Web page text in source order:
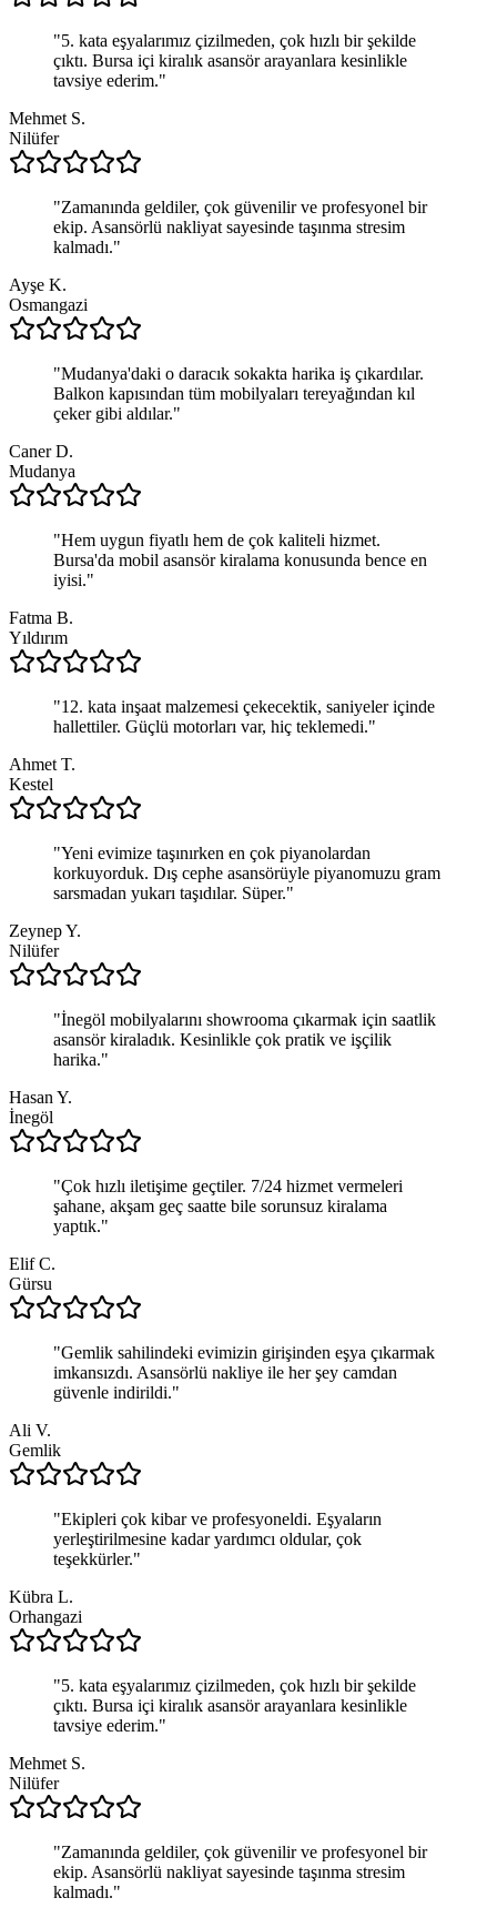
"5. kata eşyalarımız çizilmeden, çok hızlı bir şekilde
çıktı. Bursa içi kiralık asansör arayanlara kesinlikle
tavsiye ederim."
Mehmet S.
Nilüfer
"Zamanında geldiler, çok güvenilir ve profesyonel bir
ekip. Asansörlü nakliyat sayesinde taşınma stresim
kalmadı."
Ayşe K.
Osmangazi
"Mudanya'daki o daracık sokakta harika iş çıkardılar.
Balkon kapısından tüm mobilyaları tereyağından kıl
çeker gibi aldılar."
Caner D.
Mudanya
"Hem uygun fiyatlı hem de çok kaliteli hizmet.
Bursa'da mobil asansör kiralama konusunda bence en
iyisi."
Fatma B.
Yıldırım
"12. kata inşaat malzemesi çekecektik, saniyeler içinde
hallettiler. Güçlü motorları var, hiç teklemedi."
Ahmet T.
Kestel
"Yeni evimize taşınırken en çok piyanolardan
korkuyorduk. Dış cephe asansörüyle piyanomuzu gram
sarsmadan yukarı taşıdılar. Süper."
Zeynep Y.
Nilüfer
"İnegöl mobilyalarını showrooma çıkarmak için saatlik
asansör kiraladık. Kesinlikle çok pratik ve işçilik
harika."
Hasan Y.
İnegöl
"Çok hızlı iletişime geçtiler. 7/24 hizmet vermeleri
şahane, akşam geç saatte bile sorunsuz kiralama
yaptık."
Elif C.
Gürsu
"Gemlik sahilindeki evimizin girişinden eşya çıkarmak
imkansızdı. Asansörlü nakliye ile her şey camdan
güvenle indirildi."
Ali V.
Gemlik
"Ekipleri çok kibar ve profesyoneldi. Eşyaların
yerleştirilmesine kadar yardımcı oldular, çok
teşekkürler."
Kübra L.
Orhangazi
"5. kata eşyalarımız çizilmeden, çok hızlı bir şekilde
çıktı. Bursa içi kiralık asansör arayanlara kesinlikle
tavsiye ederim."
Mehmet S.
Nilüfer
"Zamanında geldiler, çok güvenilir ve profesyonel bir
ekip. Asansörlü nakliyat sayesinde taşınma stresim
kalmadı."